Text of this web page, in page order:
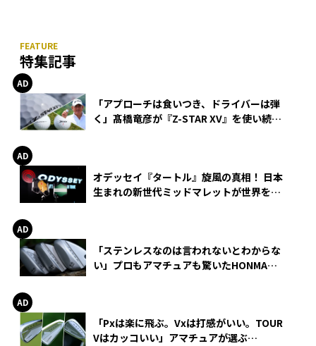
特集記事
「アプローチは食いつき、ドライバーは弾
く」髙橋竜彦が『Z-STAR XV』を使い続け
オデッセイ『タートル』旋風の真相！ 日本
生まれの新世代ミッドマレットが世界を席
「ステンレスなのは言われないとわからな
い」プロもアマチュアも驚いたHONMA
「Pxは楽に飛ぶ。Vxは打感がいい。TOUR
Vはカッコいい」アマチュアが選ぶ